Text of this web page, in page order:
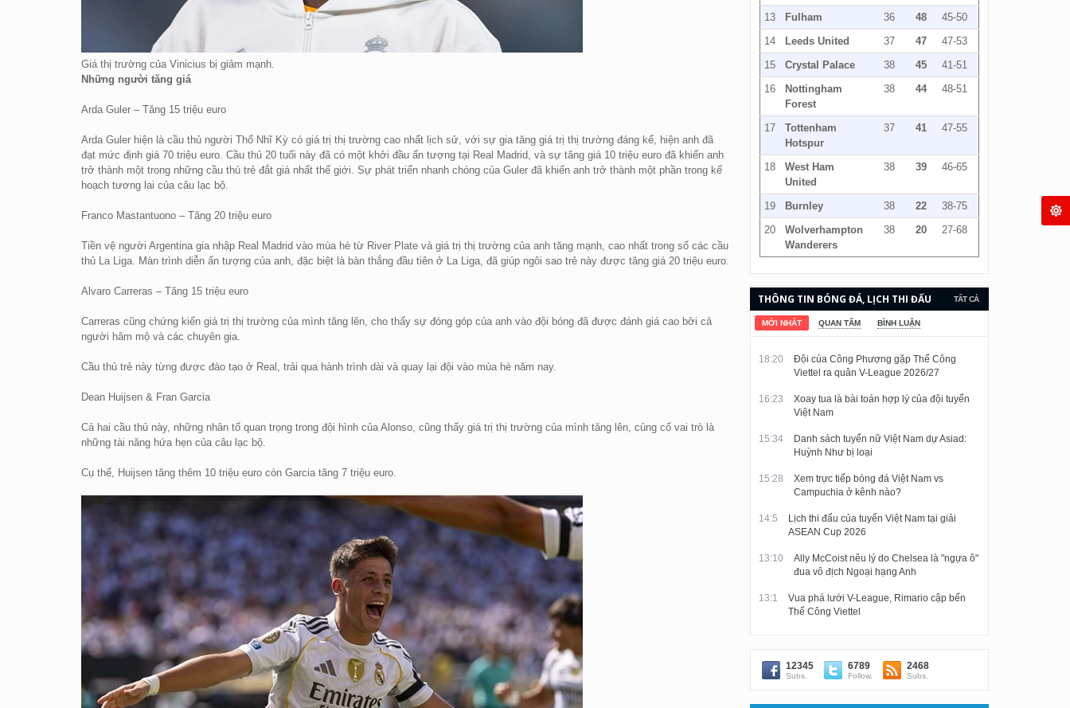
Giá thị trường của Vinicius bị giảm mạnh.
Những người tăng giá
Arda Guler – Tăng 15 triệu euro
Arda Guler hiện là cầu thủ người Thổ Nhĩ Kỳ có giá trị thị trường cao nhất lịch sử, với sự gia tăng giá trị thị trường đáng kể, hiện anh đã
đạt mức định giá 70 triệu euro. Cầu thủ 20 tuổi này đã có một khởi đầu ấn tượng tại Real Madrid, và sự tăng giá 10 triệu euro đã khiến anh
trở thành một trong những cầu thủ trẻ đắt giá nhất thế giới. Sự phát triển nhanh chóng của Guler đã khiến anh trở thành một phần trong kế
hoạch tương lai của câu lạc bộ.
Franco Mastantuono – Tăng 20 triệu euro
Tiền vệ người Argentina gia nhập Real Madrid vào mùa hè từ River Plate và giá trị thị trường của anh tăng mạnh, cao nhất trong số các cầu
thủ La Liga. Màn trình diễn ấn tượng của anh, đặc biệt là bàn thắng đầu tiên ở La Liga, đã giúp ngôi sao trẻ này được tăng giá 20 triệu euro.
Alvaro Carreras – Tăng 15 triệu euro
Carreras cũng chứng kiến giá trị thị trường của mình tăng lên, cho thấy sự đóng góp của anh vào đội bóng đã được đánh giá cao bởi cả
người hâm mộ và các chuyên gia.
Cầu thủ trẻ này từng được đào tạo ở Real, trải qua hành trình dài và quay lại đội vào mùa hè năm nay.
Dean Huijsen & Fran Garcia
Cả hai cầu thủ này, những nhân tố quan trọng trong đội hình của Alonso, cũng thấy giá trị thị trường của mình tăng lên, củng cố vai trò là
những tài năng hứa hẹn của câu lạc bộ.
Cụ thể, Huijsen tăng thêm 10 triệu euro còn Garcia tăng 7 triệu euro.
13
Fulham 36 48
45-50
14
Leeds United 37 47
47-53
15
Crystal Palace 38 45
41-51
16
Nottingham
Forest
38 44 48-51
17
Tottenham
Hotspur
37 41 47-55
18
West Ham
United
38 39 46-65
19 Burnley 38 22
38-75
20
Wolverhampton
Wanderers
38 20 27-68
TẤT CẢ
THÔNG TIN BÓNG ĐÁ, LỊCH THI ĐẤU
VÀ KẾT QUẢ CẬP NHẬT LIÊN TỤC.
MỚI NHẤT QUAN TÂM BÌNH LUẬN
18:20
Đội của Công Phượng gặp Thể Công
Viettel ra quân V-League 2026/27
16:23
Xoay tua là bài toán hợp lý của đội tuyển
Việt Nam
15:34
Danh sách tuyển nữ Việt Nam dự Asiad:
Huỳnh Như bị loại
15:28
Xem trực tiếp bóng đá Việt Nam vs
Campuchia ở kênh nào?
14:5
Lịch thi đấu của tuyển Việt Nam tại giải
ASEAN Cup 2026
13:10
Ally McCoist nêu lý do Chelsea là "ngựa ô"
đua vô địch Ngoại hạng Anh
13:1
Vua phá lưới V-League, Rimario cập bến
Thể Công Viettel
12345
Subs.
6789
Follow.
2468
Subs.